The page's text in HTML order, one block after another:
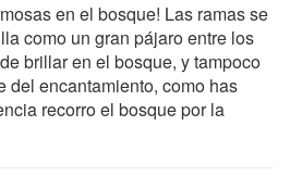
en el bosque! Las ramas se
como un gran pájaro entre los
brillar en el bosque, y tampoco
del encantamiento, como has
recorro el bosque por la